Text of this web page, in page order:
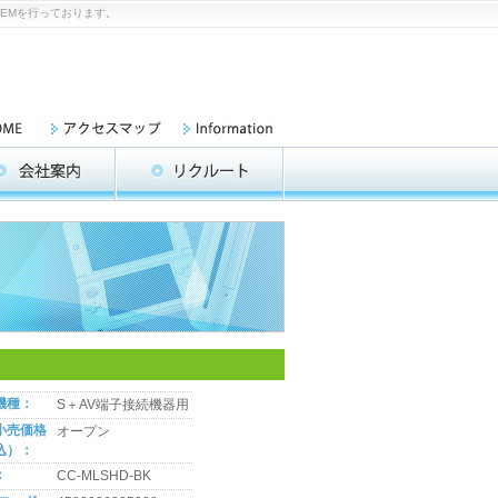
を行っております。
種：
S＋AV端子接続機器用
売価格
）：
オープン
CC-MLSHD-BK